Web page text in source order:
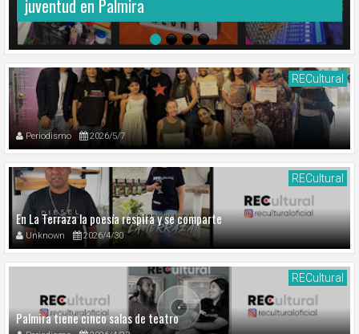
juventud en Palmira
Periodismo 2026/5/7
RECultural
En La Terraza la poesía respira y se comparte
Unknown 2026/4/30
RECultural
Palmira tiene cinco salas de teatro
RECultural